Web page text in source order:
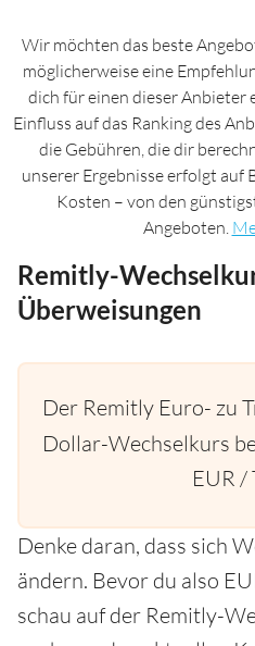
Wir möchten das beste
möglicherweise eine
dich für einen dieser Anbieter
Einfluss auf das Ranking des
die Gebühren, die dir
unserer Ergebnisse erfolgt auf
Kosten – von den
Angeboten.
Remitly-
Überweisungen
Der Remitly Euro- zu
Dollar-Wechselkurs
EUR /
Denke daran, dass sich
ändern. Bevor du also
schau auf der Remitly-